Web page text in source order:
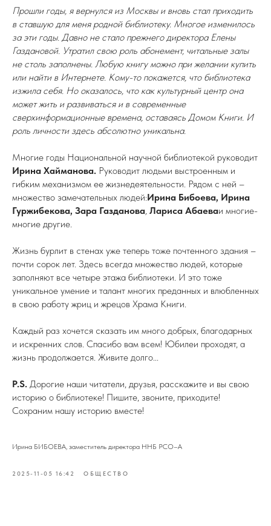
Прошли годы, я вернулся из Москвы и вновь стал приходить
в ставшую для меня родной библиотеку. Многое изменилось
за эти годы. Давно не стало прежнего директора Елены
Газдановой. Утратил свою роль абонемент, читальные залы
не столь заполнены. Любую книгу можно при желании купить
или найти в Интернете. Кому-то покажется, что библиотека
изжила себя. Но оказалось, что как культурный центр она
может жить и развиваться и в современные
сверхинформационные времена, оставаясь Домом Книги. И
роль личности здесь абсолютно уникальна.
Многие годы Национальной научной библиотекой руководит
Ирина Хайманова. Руководит людьми выстроенным и
гибким механизмом ее жизнедеятельности. Рядом с ней –
множество замечательных людей:Ирина Бибоева, Ирина
Гуржибекова, Зара Газданова, Лариса Абаеваи многие-
многие другие.
Жизнь бурлит в стенах уже теперь тоже почтенного здания –
почти сорок лет. Здесь всегда множество людей, которые
заполняют все четыре этажа библиотеки. И это тоже
уникальное умение и талант многих преданных и влюбленных
в свою работу жриц и жрецов Храма Книги.
Каждый раз хочется сказать им много добрых, благодарных
и искренних слов. Спасибо вам всем! Юбилеи проходят, а
жизнь продолжается. Живите долго...
Р.S. Дорогие наши читатели, друзья, расскажите и вы свою
историю о библиотеке! Пишите, звоните, приходите!
Сохраним нашу историю вместе!
Ирина БИБОЕВА, заместитель директора ННБ РСО–А
2025-11-05 16:42 ОБЩЕСТВО